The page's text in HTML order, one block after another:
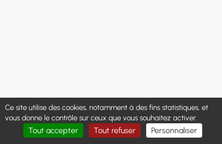
Ce site utilise des cookies, notamment à des fins statistiques, et
vous donne le contrôle sur ceux que vous souhaitez activer.
Tout accepter Tout refuser Personnaliser